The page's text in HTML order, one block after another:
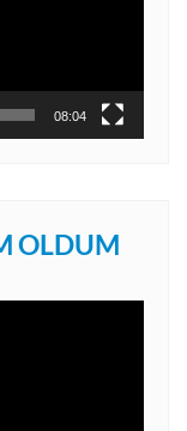
08:04
OLDUM